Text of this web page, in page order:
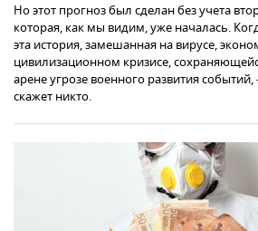
Но этот прогноз был сделан без учета
которая, как мы видим, уже началась.
эта история, замешанная на вирусе,
цивилизационном кризисе,
арене угрозе военного развития событий,
скажет никто.